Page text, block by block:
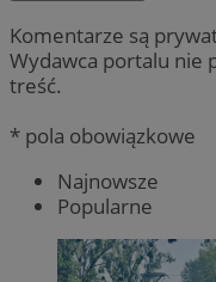
Komentarze są
Wydawca portalu nie
treść.
* pola obowiązkowe
Najnowsze
Popularne